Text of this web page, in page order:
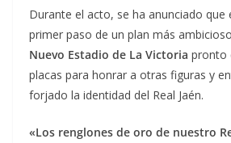
Durante el acto, se ha anunciado que
primer paso de un plan más
Nuevo Estadio de La Victoria pronto
placas para honrar a otras figuras y
forjado la identidad del Real Jaén.
«Los renglones de oro de nuestro